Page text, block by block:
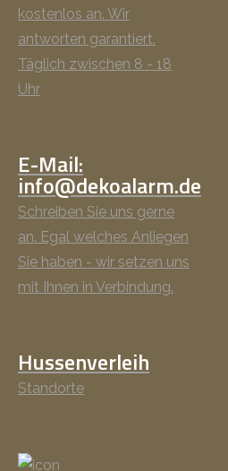
kostenlos an. Wir
antworten garantiert.
Täglich zwischen 8 - 18
Uhr
E-Mail:
info@dekoalarm.de
Schreiben Sie uns gerne
an. Egal welches Anliegen
Sie haben - wir setzen uns
mit Ihnen in Verbindung.
Hussenverleih
Standorte